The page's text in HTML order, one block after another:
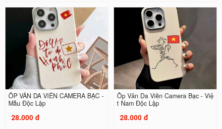
ỐP VÂN DA VIỀN CAMERA BẠC -
Mẫu Độc Lập
28.000 đ
Ốp Vân Da Viền Camera Bạc - Việ
t Nam Độc Lập
28.000 đ